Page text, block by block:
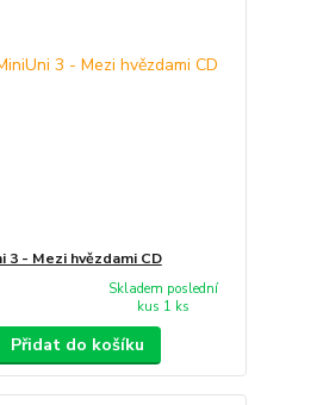
3 - Mezi hvězdami CD
Skladem poslední
kus 1 ks
Přidat do košíku